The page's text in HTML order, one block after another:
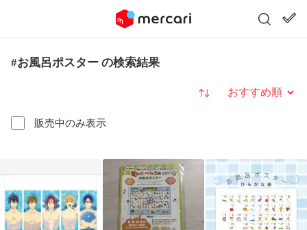
#お風呂ポスター の検索結果
販売中のみ表示
並び替え